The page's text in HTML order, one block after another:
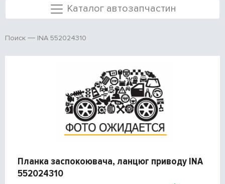
Каталог автозапчастин
Поиск INA 552024310
Планка заспокоювача, ланцюг приводу INA
552024310